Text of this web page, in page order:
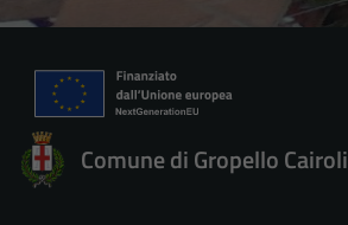
Comune di Gropello Cairoli